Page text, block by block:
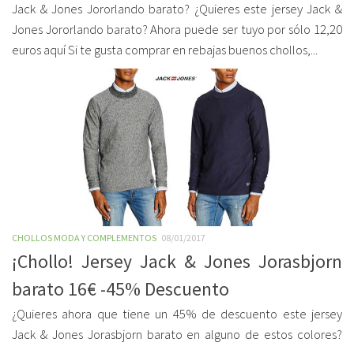
Jack & Jones Jororlando barato? ¿Quieres este jersey Jack &
Jones Jororlando barato? Ahora puede ser tuyo por sólo 12,20
euros aquí Si te gusta comprar en rebajas buenos chollos,...
CHOLLOS MODA Y COMPLEMENTOS 08/01/2017
¡Chollo! Jersey Jack & Jones Jorasbjorn
barato 16€ -45% Descuento
¿Quieres ahora que tiene un 45% de descuento este jersey
Jack & Jones Jorasbjorn barato en alguno de estos colores?